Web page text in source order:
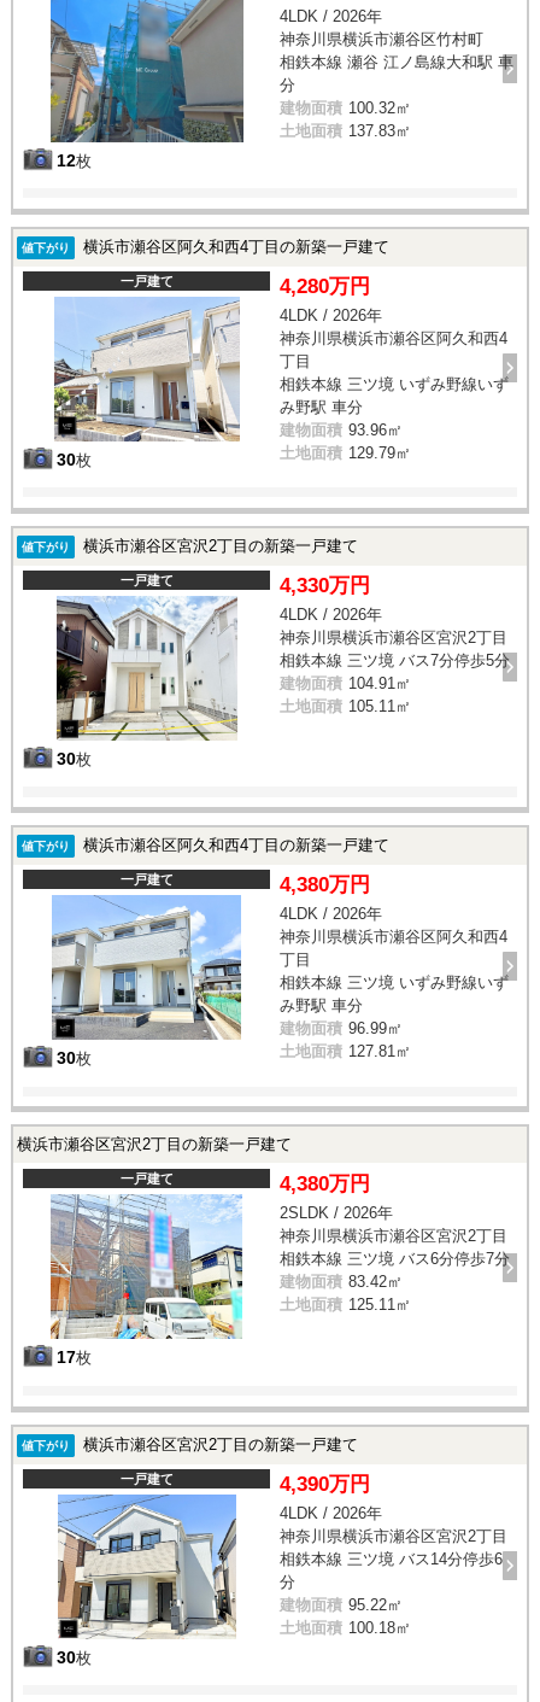
12枚
4LDK / 2026年
神奈川県横浜市瀬谷区竹村町
相鉄本線 瀬谷 江ノ島線大和駅 車
分
建物面積 100.32㎡
土地面積 137.83㎡
値下がり 横浜市瀬谷区阿久和西4丁目の新築一戸建て
一戸建て
30枚
4,280万円
4LDK / 2026年
神奈川県横浜市瀬谷区阿久和西4
丁目
相鉄本線 三ツ境 いずみ野線いず
み野駅 車分
建物面積 93.96㎡
土地面積 129.79㎡
値下がり 横浜市瀬谷区宮沢2丁目の新築一戸建て
一戸建て
30枚
4,330万円
4LDK / 2026年
神奈川県横浜市瀬谷区宮沢2丁目
相鉄本線 三ツ境 バス7分停歩5分
建物面積 104.91㎡
土地面積 105.11㎡
値下がり 横浜市瀬谷区阿久和西4丁目の新築一戸建て
一戸建て
30枚
4,380万円
4LDK / 2026年
神奈川県横浜市瀬谷区阿久和西4
丁目
相鉄本線 三ツ境 いずみ野線いず
み野駅 車分
建物面積 96.99㎡
土地面積 127.81㎡
横浜市瀬谷区宮沢2丁目の新築一戸建て
一戸建て
17枚
4,380万円
2SLDK / 2026年
神奈川県横浜市瀬谷区宮沢2丁目
相鉄本線 三ツ境 バス6分停歩7分
建物面積 83.42㎡
土地面積 125.11㎡
値下がり 横浜市瀬谷区宮沢2丁目の新築一戸建て
一戸建て
30枚
4,390万円
4LDK / 2026年
神奈川県横浜市瀬谷区宮沢2丁目
相鉄本線 三ツ境 バス14分停歩6
分
建物面積 95.22㎡
土地面積 100.18㎡